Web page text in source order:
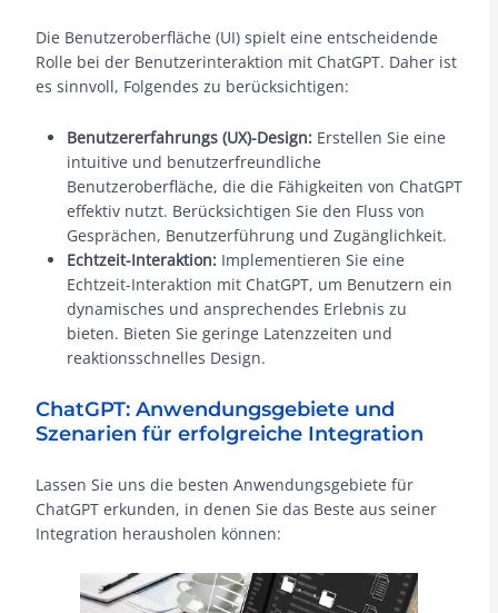
Die Benutzeroberfläche (UI) spielt eine entscheidende
Rolle bei der Benutzerinteraktion mit ChatGPT. Daher ist
es sinnvoll, Folgendes zu berücksichtigen:
Benutzererfahrungs (UX)-Design: Erstellen Sie eine
intuitive und benutzerfreundliche
Benutzeroberfläche, die die Fähigkeiten von ChatGPT
effektiv nutzt. Berücksichtigen Sie den Fluss von
Gesprächen, Benutzerführung und Zugänglichkeit.
Echtzeit-Interaktion: Implementieren Sie eine
Echtzeit-Interaktion mit ChatGPT, um Benutzern ein
dynamisches und ansprechendes Erlebnis zu
bieten. Bieten Sie geringe Latenzzeiten und
reaktionsschnelles Design.
ChatGPT: Anwendungsgebiete und
Szenarien für erfolgreiche Integration
Lassen Sie uns die besten Anwendungsgebiete für
ChatGPT erkunden, in denen Sie das Beste aus seiner
Integration herausholen können: